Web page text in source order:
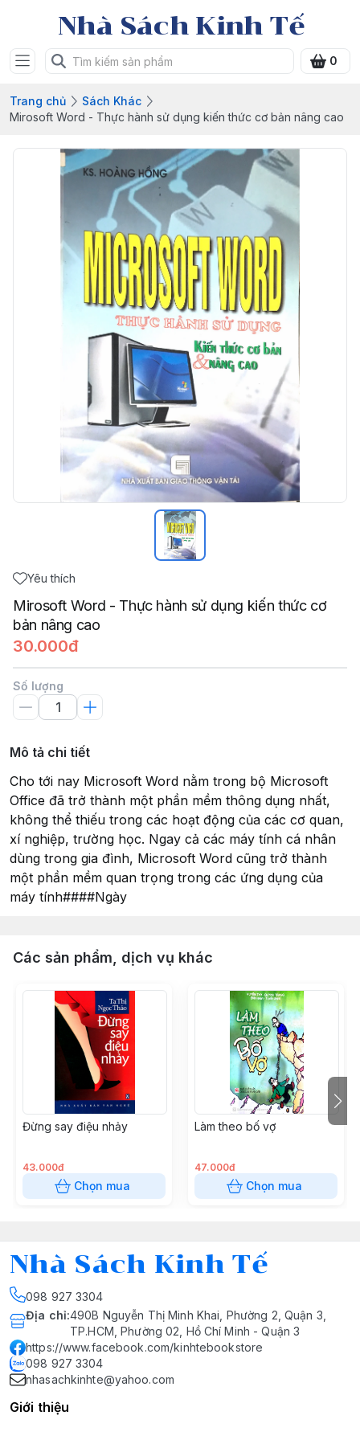
Nhà Sách Kinh Tế
0
Trang chủ
Sách Khác
Mirosoft Word - Thực hành sử dụng kiến thức cơ bản nâng cao
Yêu thích
Mirosoft Word - Thực hành sử dụng kiến thức cơ
bản nâng cao
30.000đ
Số lượng
Mô tả chi tiết
Cho tới nay Microsoft Word nằm trong bộ Microsoft
Office đã trở thành một phần mềm thông dụng nhất,
không thể thiếu trong các hoạt động của các cơ quan,
xí nghiệp, trường học. Ngay cả các máy tính cá nhân
dùng trong gia đình, Microsoft Word cũng trở thành
một phần mềm quan trọng trong các ứng dụng của
máy tính####Ngày
Các sản phẩm, dịch vụ khác
Đừng say điệu nhảy
43.000đ
Chọn mua
Làm theo bố vợ
47.000đ
Chọn mua
Nhà Sách Kinh Tế
098 927 3304
Địa chỉ:490B Nguyễn Thị Minh Khai, Phường 2, Quận 3,
TP.HCM, Phường 02, Hồ Chí Minh - Quận 3
https://www.facebook.com/kinhtebookstore
098 927 3304
nhasachkinhte@yahoo.com
Giới thiệu